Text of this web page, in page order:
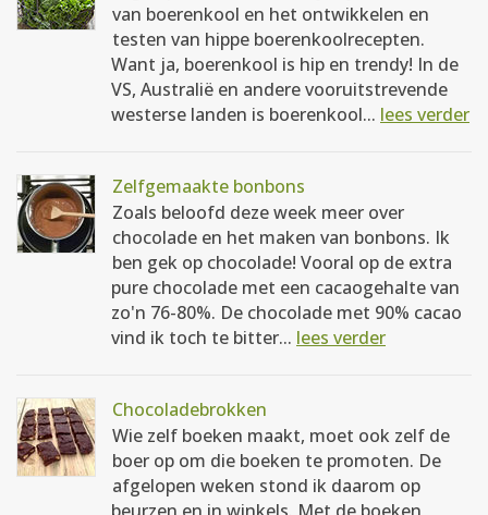
van boerenkool en het ontwikkelen en
testen van hippe boerenkoolrecepten.
Want ja, boerenkool is hip en trendy! In de
VS, Australië en andere vooruitstrevende
westerse landen is boerenkool... lees verder
Zelfgemaakte bonbons
Zoals beloofd deze week meer over
chocolade en het maken van bonbons. Ik
ben gek op chocolade! Vooral op de extra
pure chocolade met een cacaogehalte van
zo'n 76-80%. De chocolade met 90% cacao
vind ik toch te bitter... lees verder
Chocoladebrokken
Wie zelf boeken maakt, moet ook zelf de
boer op om die boeken te promoten. De
afgelopen weken stond ik daarom op